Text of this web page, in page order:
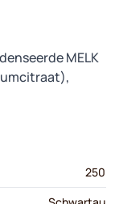
MELK
250